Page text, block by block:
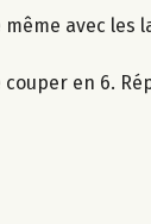
avec les
en 6.